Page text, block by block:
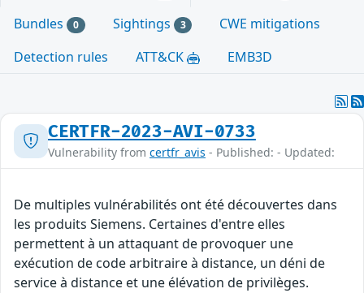
Bundles 0 Sightings 3
CWE mitigations
Detection rules
ATT&CK EMB3D
CERTFR-2023-AVI-0733
Vulnerability from certfr_avis - Published: - Updated:
De multiples vulnérabilités ont été découvertes dans
les produits Siemens. Certaines d'entre elles
permettent à un attaquant de provoquer une
exécution de code arbitraire à distance, un déni de
service à distance et une élévation de privilèges.